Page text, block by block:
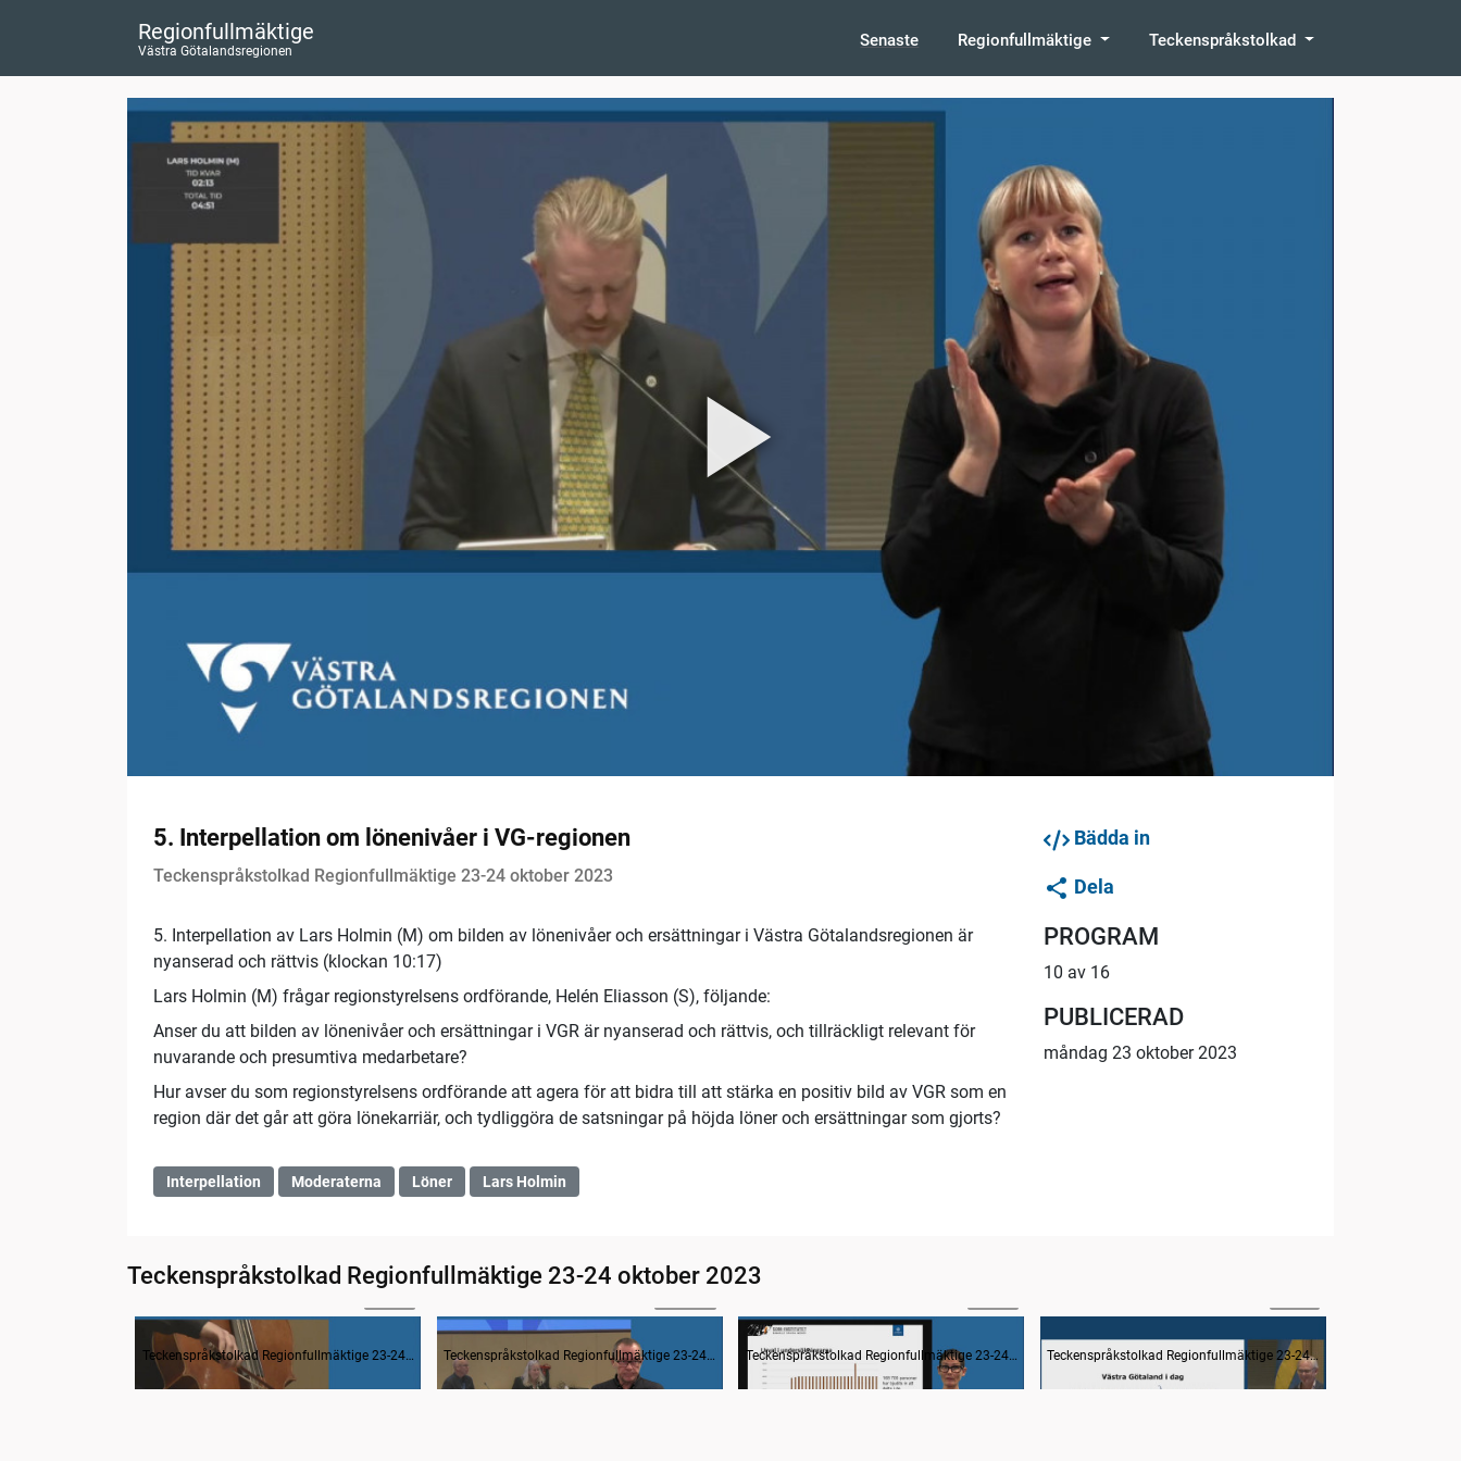
Regionfullmäktige
Västra Götalandsregionen
Senaste Regionfullmäktige Teckenspråkstolkad
5. Interpellation om lönenivåer i VG-regionen
Teckenspråkstolkad Regionfullmäktige 23-24 oktober 2023
5. Interpellation av Lars Holmin (M) om bilden av lönenivåer och ersättningar i Västra Götalandsregionen är
nyanserad och rättvis (klockan 10:17)
Lars Holmin (M) frågar regionstyrelsens ordförande, Helén Eliasson (S), följande:
Anser du att bilden av lönenivåer och ersättningar i VGR är nyanserad och rättvis, och tillräckligt relevant för
nuvarande och presumtiva medarbetare?
Hur avser du som regionstyrelsens ordförande att agera för att bidra till att stärka en positiv bild av VGR som en
region där det går att göra lönekarriär, och tydliggöra de satsningar på höjda löner och ersättningar som gjorts?
Interpellation Moderaterna Löner Lars Holmin
Bädda in
Dela
PROGRAM
10 av 16
PUBLICERAD
måndag 23 oktober 2023
Teckenspråkstolkad Regionfullmäktige 23-24 oktober 2023
Teckenspråkstolkad Regionfullmäktige 23-24 oktober 2023
Så här tänkte vi för 25 år sedan
Teckenspråkstolkad Regionfullmäktige 23-24 oktober 2023 Teckenspråkstolkad Regionfullmäktige 23-24 oktober 2023
Västra Götaland idag
Teckenspråkstolkad Regionfullmäktige 23-24 oktober 2023